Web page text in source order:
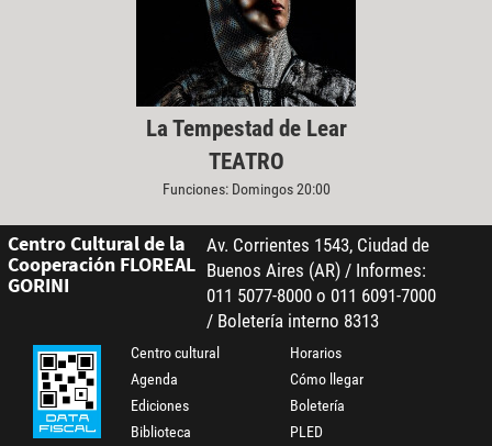
La Tempestad de Lear
TEATRO
Funciones: Domingos 20:00
Centro Cultural de la
Cooperación FLOREAL
GORINI
Av. Corrientes 1543, Ciudad de
Buenos Aires (AR) / Informes:
011 5077-8000 o 011 6091-7000
/ Boletería interno 8313
Centro cultural
Agenda
Ediciones
Biblioteca
Horarios
Cómo llegar
Boletería
PLED